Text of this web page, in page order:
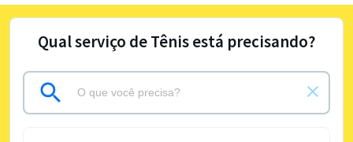
Qual serviço de Tênis está precisando?